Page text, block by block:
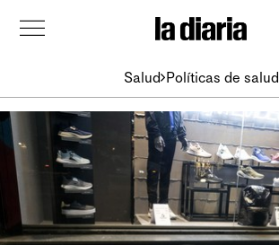
Salud Políticas de salud